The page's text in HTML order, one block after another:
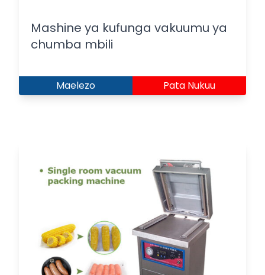
Mashine ya kufunga vakuumu ya
chumba mbili
Maelezo Pata Nukuu